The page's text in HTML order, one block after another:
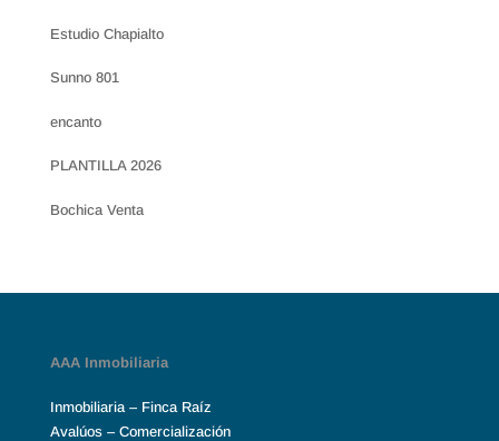
Estudio Chapialto
Sunno 801
encanto
PLANTILLA 2026
Bochica Venta
AAA Inmobiliaria
Inmobiliaria – Finca Raíz
Avalúos – Comercialización